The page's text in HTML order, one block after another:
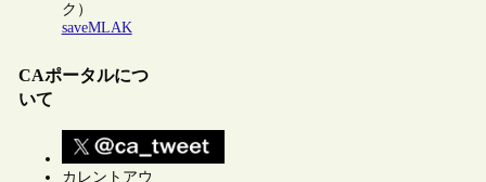
ク）
saveMLAK
CAポータルにつ
いて
カレントアウ